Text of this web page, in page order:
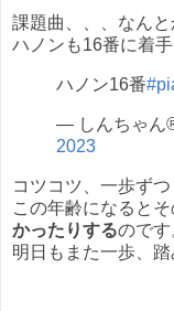
課題曲、、、なん
ハノンも16番に着手
ハノン16番
— しんちゃん
2023
コツコツ、一歩ずつ
この年齢になるとそ
かったりするのです
明日もまた一歩、